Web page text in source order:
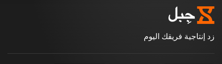
زد إنتاجية فريقك اليوم